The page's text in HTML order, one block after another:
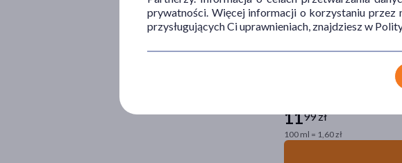
Yope Bergamotka,
1199 zł
100 ml = 1,60 zł
prywatności. Więcej informacji o korzystaniu
przysługujących Ci uprawnieniach, znajdziesz w